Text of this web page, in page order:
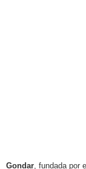
Gondar , fundada